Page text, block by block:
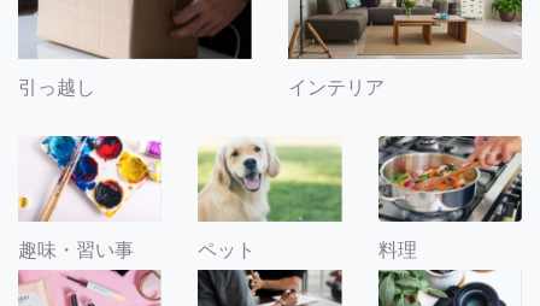
引っ越し インテリア
趣味・習い事 ペット 料理